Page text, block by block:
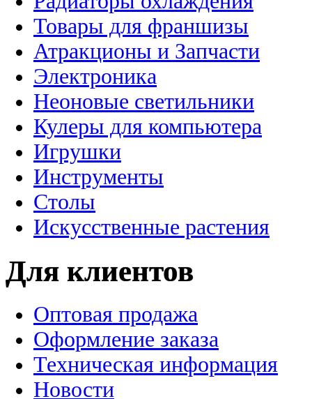
Товары для франшизы
Атракционы и Запчасти
Электроника
Неоновые светильники
Кулеры для компьютера
Игрушки
Инструменты
Столы
Искусственные растения
Для клиентов
Оптовая продажа
Оформление заказа
Техническая информация
Новости